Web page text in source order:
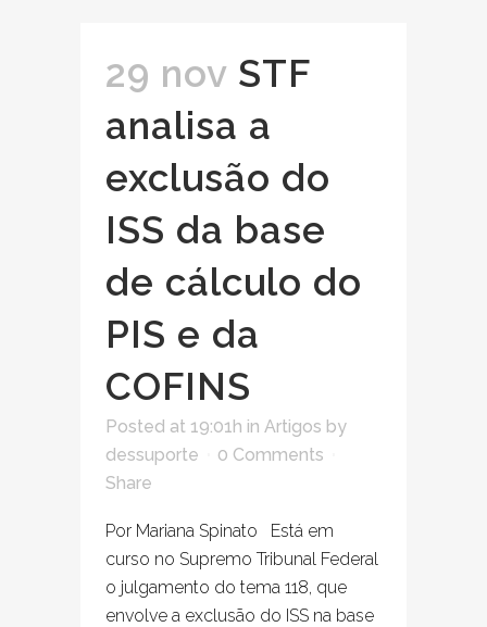
29 nov STF
analisa a
exclusão do
ISS da base
de cálculo do
PIS e da
COFINS
Posted at 19:01h in Artigos by
dessuporte
0 Comments
Share
Por Mariana Spinato Está em
curso no Supremo Tribunal Federal
o julgamento do tema 118, que
envolve a exclusão do ISS na base